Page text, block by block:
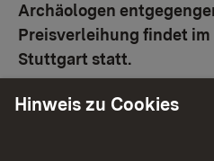
Archäologen
Preisverleihung findet im
Stuttgart statt.
Der Archäologie-Preis
Hinweis zu Cookies